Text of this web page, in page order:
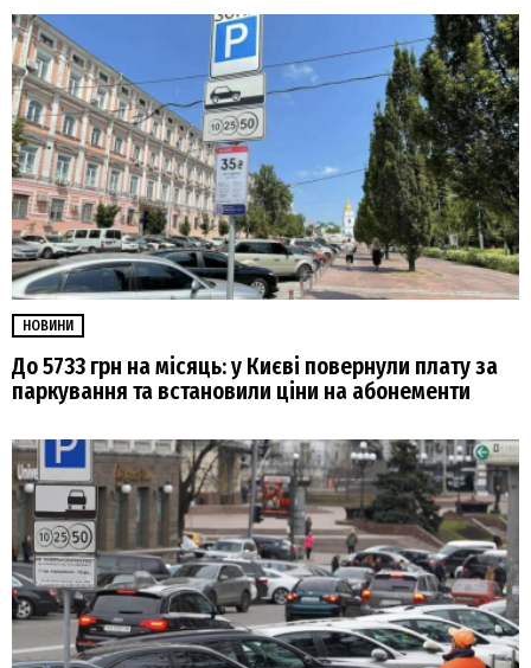
НОВИНИ
До 5733 грн на місяць: у Києві повернули плату за
паркування та встановили ціни на абонементи